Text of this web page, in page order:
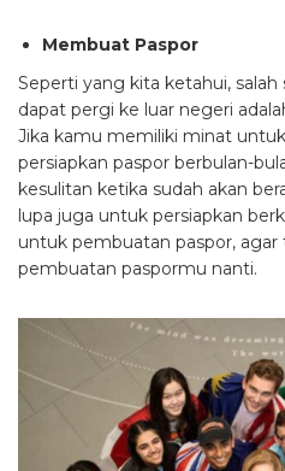
Membuat Paspor
Seperti yang kita ketahui,
dapat pergi ke luar negeri
Jika kamu memiliki minat
persiapkan paspor berbulan-
kesulitan ketika sudah akan
lupa juga untuk persiapkan
untuk pembuatan paspor, agar
pembuatan paspormu nanti.